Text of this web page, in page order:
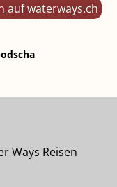
auf waterways.ch
Ways Reisen